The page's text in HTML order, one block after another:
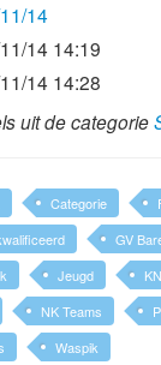
14
14 14:19
14 14:28
uit de categorie
Categorie
GV
Jeugd
NK Teams
Waspik